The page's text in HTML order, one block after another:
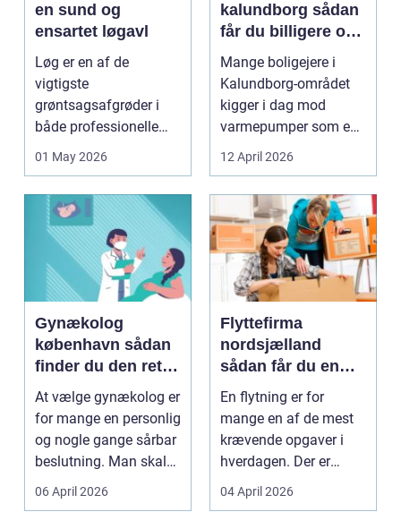
en sund og
ensartet løgavl
Løg er en af de
vigtigste
grøntsagsafgrøder i
både professionelle
køkkenhaver og større
landbrugspro...
01 May 2026
kalundborg sådan
får du billigere og
mere bæredygtig
varme
Mange boligejere i
Kalundborg-området
kigger i dag mod
varmepumper som en
vej til lavere
varmeregnin...
12 April 2026
Gynækolog
københavn sådan
finder du den rette
specialist
At vælge gynækolog er
for mange en personlig
og nogle gange sårbar
beslutning. Man skal
både føle si...
06 April 2026
Flyttefirma
nordsjælland
sådan får du en
tryg og effektiv
flytning
En flytning er for
mange en af de mest
krævende opgaver i
hverdagen. Der er
meget at holde styr på,
04 April 2026